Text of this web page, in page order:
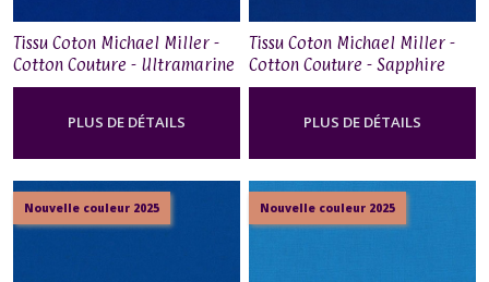
Tissu Coton Michael Miller -
Cotton Couture - Ultramarine
PLUS DE DÉTAILS
Tissu Coton Michael Miller -
Cotton Couture - Sapphire
PLUS DE DÉTAILS
Nouvelle couleur 2025 Nouvelle couleur 2025